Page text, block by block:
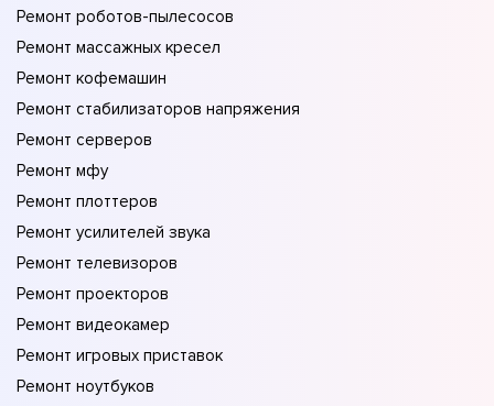
Ремонт роботов-пылесосов
Ремонт массажных кресел
Ремонт кофемашин
Ремонт стабилизаторов напряжения
Ремонт серверов
Ремонт мфу
Ремонт плоттеров
Ремонт усилителей звука
Ремонт телевизоров
Ремонт проекторов
Ремонт видеокамер
Ремонт игровых приставок
Ремонт ноутбуков